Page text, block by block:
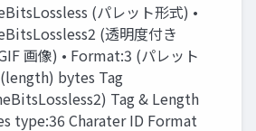
(パレット形式) •
(透明度付き
画像) • Format:3 (パレット
bytes Tag
Tag & Length
type:36 Charater ID Format